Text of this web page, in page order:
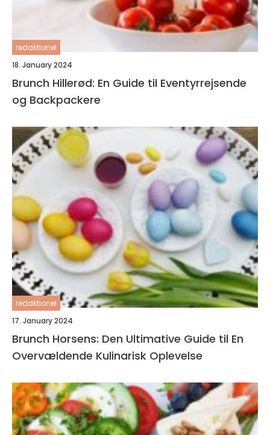
redaktionel
18. January 2024
Brunch Hillerød: En Guide til Eventyrrejsende
og Backpackere
redaktionel
17. January 2024
Brunch Horsens: Den Ultimative Guide til En
Overvældende Kulinarisk Oplevelse